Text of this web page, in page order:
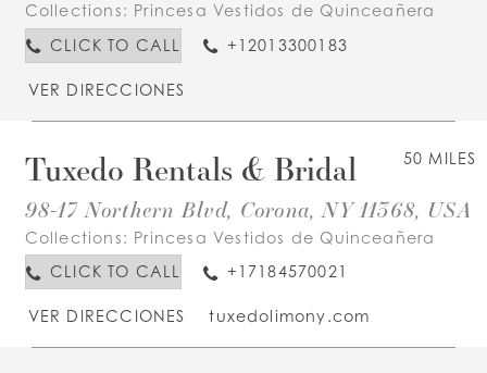
Collections: Princesa Vestidos de Quinceañera
CLICK TO CALL
+12013300183
VER DIRECCIONES
50 MILES
Tuxedo Rentals & Bridal
98-17 Northern Blvd, Corona, NY 11368, USA
Collections: Princesa Vestidos de Quinceañera
CLICK TO CALL
+17184570021
VER DIRECCIONES tuxedolimony.com